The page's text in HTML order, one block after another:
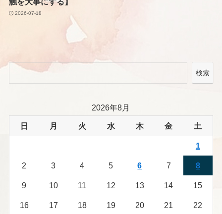
2026-07-18
検索
2026年8月
日 月 火 水 木 金 土
1
2 3 4 5 6 7 8
9 10 11 12 13 14 15
16 17 18 19 20 21 22